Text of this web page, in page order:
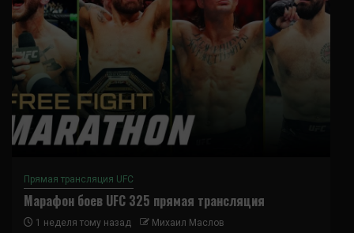
Прямая трансляция UFC
Марафон боев UFC 325 прямая трансляция
1 неделя тому назад Михаил Маслов